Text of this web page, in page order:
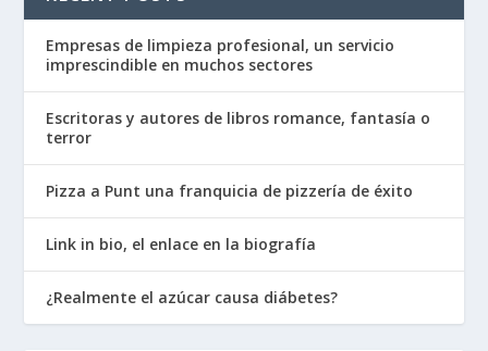
Empresas de limpieza profesional, un servicio
imprescindible en muchos sectores
Escritoras y autores de libros romance, fantasía o
terror
Pizza a Punt una franquicia de pizzería de éxito
Link in bio, el enlace en la biografía
¿Realmente el azúcar causa diábetes?